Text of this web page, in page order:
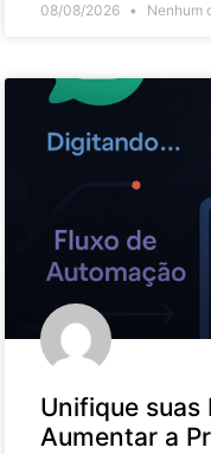
08/08/2026 Nenhum
Unifique suas
Aumentar a